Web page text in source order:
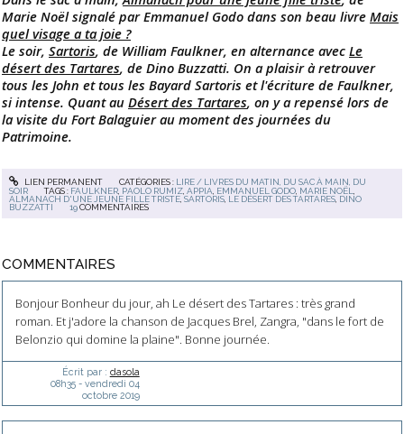
Marie Noël signalé par Emmanuel Godo dans son beau livre Mais
quel visage a ta joie ?
Le soir, Sartoris, de William Faulkner, en alternance avec Le
désert des Tartares, de Dino Buzzatti. On a plaisir à retrouver
tous les John et tous les Bayard Sartoris et l'écriture de Faulkner,
si intense. Quant au Désert des Tartares, on y a repensé lors de
la visite du Fort Balaguier au moment des journées du
Patrimoine.
LIEN PERMANENT CATÉGORIES : LIRE / LIVRES DU MATIN, DU SAC À MAIN, DU
SOIR
TAGS : FAULKNER PAOLO RUMIZ ,APPIA EMMANUEL GODO MARIE NOËL
ALMANACH D'UNE JEUNE FILLE TRISTE ,SARTORIS LE DÉSERT DES TARTARES DINO
BUZZATTI
19 COMMENTAIRES
COMMENTAIRES
Bonjour Bonheur du jour, ah Le désert des Tartares : très grand
roman. Et j'adore la chanson de Jacques Brel, Zangra, "dans le fort de
Belonzio qui domine la plaine". Bonne journée.
Écrit par : dasola
08h35- vendredi 04
octobre 2019